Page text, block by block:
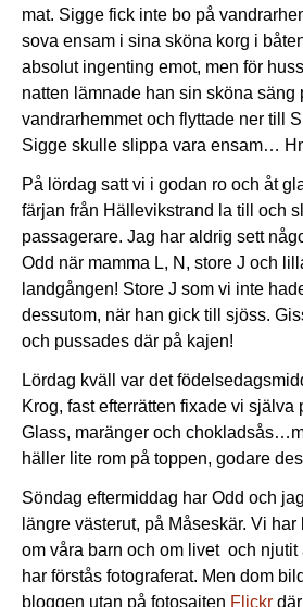
mat. Sigge fick inte bo på
sova ensam i sina sköna korg i
absolut ingenting emot, men för
natten lämnade han sin sköna säng
vandrarhemmet och flyttade ner till
Sigge skulle slippa vara ensam…
På lördag satt vi i godan ro och åt
färjan från Hällevikstrand la till och
passagerare. Jag har aldrig sett
Odd när mamma L, N, store J och
landgången! Store J som vi inte
dessutom, när han gick till sjöss.
och pussades där på kajen!
Lördag kväll var det
Krog, fast efterrätten fixade vi själva
Glass, maränger och
häller lite rom på toppen, godare
Söndag eftermiddag har Odd och
längre västerut, på Måseskär. Vi
om våra barn och om livet och njutit
har förstås fotograferat. Men dom
bloggen utan på fotosajten Flickr